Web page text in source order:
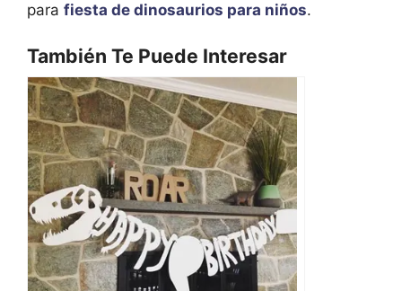
para fiesta de dinosaurios para niños.
También Te Puede Interesar